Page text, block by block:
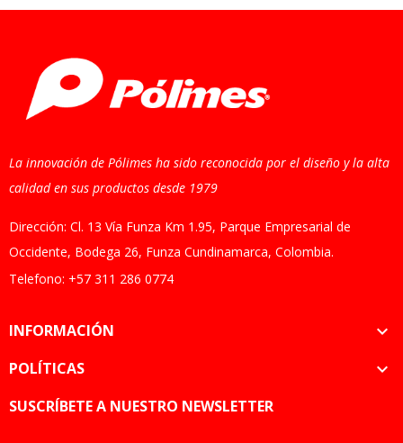
La innovación de Pólimes ha sido reconocida por el diseño y la alta
calidad en sus productos desde 1979
Dirección: Cl. 13 Vía Funza Km 1.95, Parque Empresarial de
Occidente, Bodega 26, Funza Cundinamarca, Colombia.
Telefono: +57 311 286 0774
INFORMACIÓN 
POLÍTICAS 
SUSCRÍBETE A NUESTRO NEWSLETTER